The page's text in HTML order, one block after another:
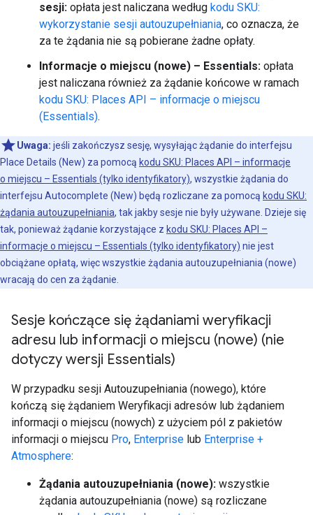
sesji: opłata jest naliczana według kodu SKU:
wykorzystanie sesji autouzupełniania, co oznacza, że
za te żądania nie są pobierane żadne opłaty.
Informacje o miejscu (nowe) – Essentials: opłata
jest naliczana również za żądanie końcowe w ramach
kodu SKU: Places API – informacje o miejscu
(Essentials).
Uwaga: jeśli zakończysz sesję, wysyłając żądanie do interfejsu
Place Details (New) za pomocą kodu SKU: Places API – informacje
o miejscu – Essentials (tylko identyfikatory), wszystkie żądania do
interfejsu Autocomplete (New) będą rozliczane za pomocą kodu SKU:
żądania autouzupełniania, tak jakby sesje nie były używane. Dzieje się
tak, ponieważ żądanie korzystające z kodu SKU: Places API –
informacje o miejscu – Essentials (tylko identyfikatory) nie jest
obciążane opłatą, więc wszystkie żądania autouzupełniania (nowe)
wracają do cen za żądanie.
Sesje kończące się żądaniami weryfikacji
adresu lub informacji o miejscu (nowe) (nie
dotyczy wersji Essentials)
W przypadku sesji Autouzupełniania (nowego), które
kończą się żądaniem Weryfikacji adresów lub żądaniem
informacji o miejscu (nowych) z użyciem pól z pakietów
informacji o miejscu Pro, Enterprise lub Enterprise +
Atmosphere:
Żądania autouzupełniania (nowe): wszystkie
żądania autouzupełniania (nowe) są rozliczane